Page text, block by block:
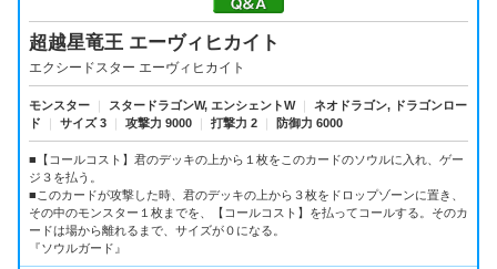
超越星竜王 エーヴィヒカイト
エクシードスター エーヴィヒカイト
モンスター ｜ スタードラゴンW, エンシェントW ｜
ネオドラゴン, ドラゴンロー
ド
｜ サイズ 3 ｜ 攻撃力 9000 ｜ 打撃力 2 ｜ 防御力 6000
■【コールコスト】君のデッキの上から１枚をこのカードのソウルに入れ、ゲー
ジ３を払う。
■このカードが攻撃した時、君のデッキの上から３枚をドロップゾーンに置き、
その中のモンスター１枚までを、【コールコスト】を払ってコールする。そのカ
ードは場から離れるまで、サイズが０になる。
『ソウルガード』